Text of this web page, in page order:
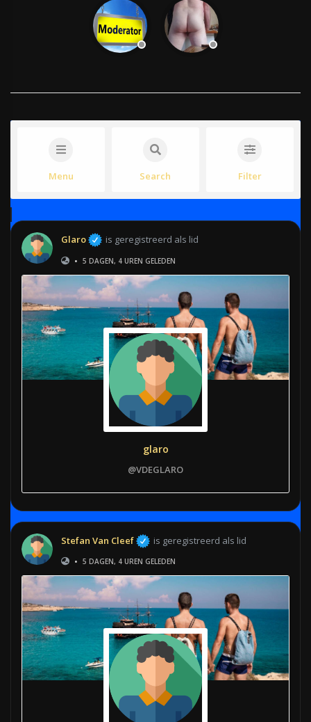
Menu Search Filter
Glaro
is geregistreerd als lid
• 5 DAGEN, 4 UREN GELEDEN
glaro
@VDEGLARO
Stefan Van Cleef
is geregistreerd als lid
• 5 DAGEN, 4 UREN GELEDEN